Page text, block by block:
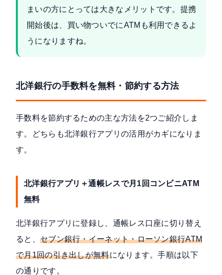
まいの方にとっては大きなメリットです。提携
開始後は、買い物ついでにATMも利用できるよ
うになりますね。
北洋銀行の手数料を無料・節約する方法
手数料を節約するための主な方法を2つご紹介しま
す。どちらも北洋銀行アプリの活用がカギになりま
す。
北洋銀行アプリ＋通帳レスで月1回コンビニATM
無料
北洋銀行アプリに登録し、通帳レス口座に切り替え
ると、 セブン銀行・イーネット・ローソン銀行ATM
で月1回の引き出しが無料になります。手順は以下
の通りです。